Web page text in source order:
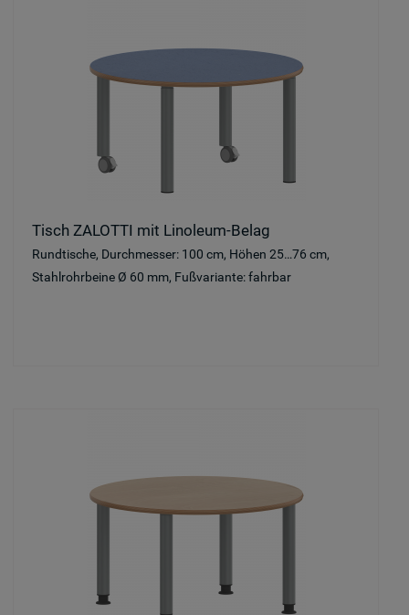
Tisch ZALOTTI mit Linoleum-Belag
Rundtische, Durchmesser: 100 cm, Höhen 25…76 cm,
Stahlrohrbeine Ø 60 mm, Fußvariante: fahrbar